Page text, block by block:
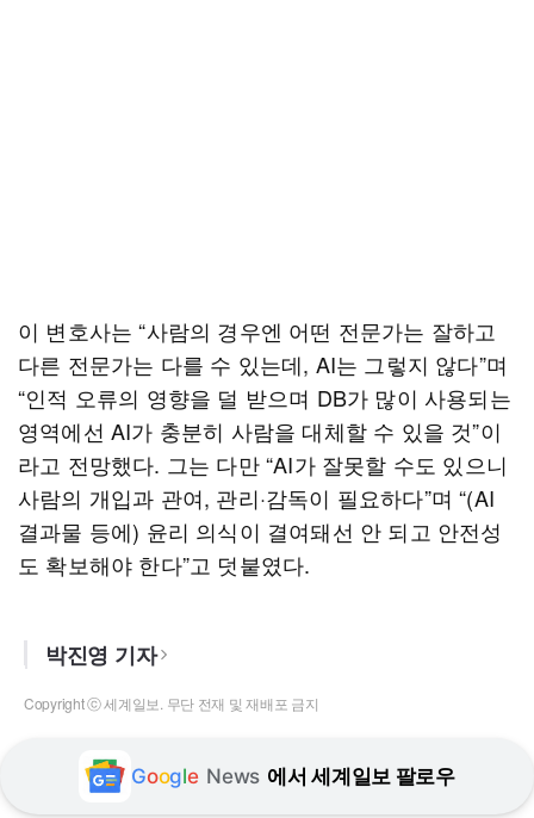
이 변호사는 “사람의 경우엔 어떤 전문가는 잘하고
다른 전문가는 다를 수 있는데, AI는 그렇지 않다”며
“인적 오류의 영향을 덜 받으며 DB가 많이 사용되는
영역에선 AI가 충분히 사람을 대체할 수 있을 것”이
라고 전망했다. 그는 다만 “AI가 잘못할 수도 있으니
사람의 개입과 관여, 관리·감독이 필요하다”며 “(AI
결과물 등에) 윤리 의식이 결여돼선 안 되고 안전성
도 확보해야 한다”고 덧붙였다.
박진영 기자
Copyright ⓒ 세계일보. 무단 전재 및 재배포 금지
Google News 에서 세계일보 팔로우